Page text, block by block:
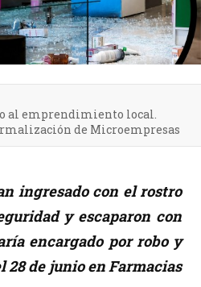
al emprendimiento local.
de Microempresas
ingresado con el rostro
y escaparon con
encargado por robo y
de junio en Farmacias